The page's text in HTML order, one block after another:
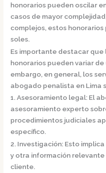
honorarios pueden oscilar
casos de mayor
complejos, estos
soles.
Es importante destacar que
honorarios pueden variar
embargo, en general, los
abogado penalista en Lima
1. Asesoramiento legal: El
asesoramiento experto
procedimientos judiciales
específico.
2. Investigación: Esto
y otra información
cliente.